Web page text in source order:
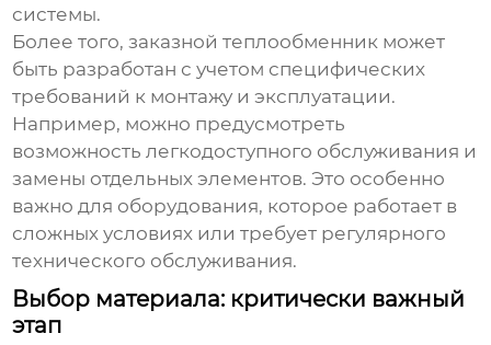
системы.
Более того, заказнойтеплообменник может
быть разработан с учетом специфических
требований к монтажу и эксплуатации.
Например, можно предусмотреть
возможность легкодоступного обслуживания и
замены отдельных элементов. Это особенно
важно для оборудования, которое работает в
сложных условиях или требует регулярного
технического обслуживания.
Выбор материала: критически важный
этап